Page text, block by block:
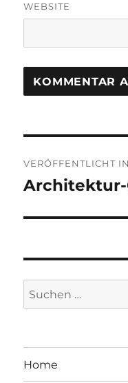
WEBSITE
VERÖFFENTLICHT IN
Architektur-
Suche
nach:
Home